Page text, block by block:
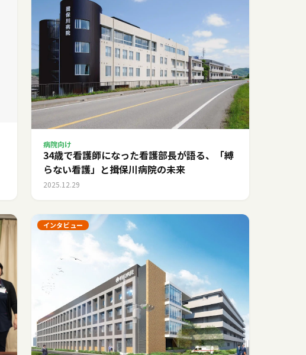
病院向け
34歳で看護師になった看護部長が語る、「縛
らない看護」と揖保川病院の未来
2025.12.29
インタビュー